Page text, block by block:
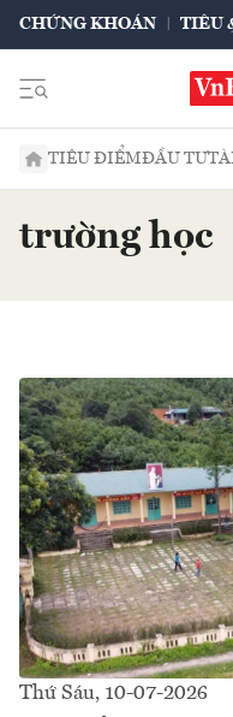
CHỨNG KHOÁN TIÊU
TIÊU ĐIỂMĐẦU TƯ
trường học
Thứ Sáu, 10-07-2026